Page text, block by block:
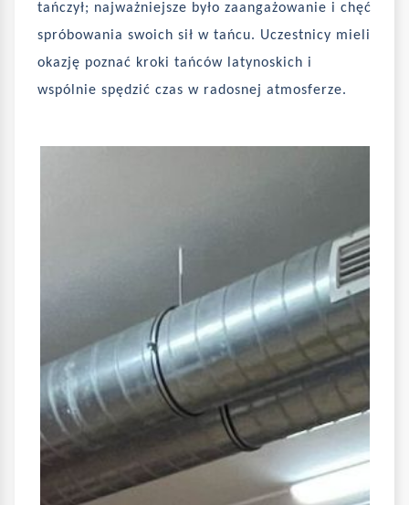
tańczył; najważniejsze było zaangażowanie i chęć
spróbowania swoich sił w tańcu. Uczestnicy mieli
okazję poznać kroki tańców latynoskich i
wspólnie spędzić czas w radosnej atmosferze.